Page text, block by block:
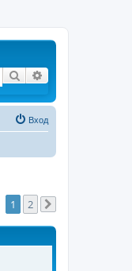
Поиск
Вход
1 2